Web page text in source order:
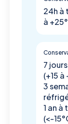
24h à
à
7
(+15 à
3
1 an
(<-